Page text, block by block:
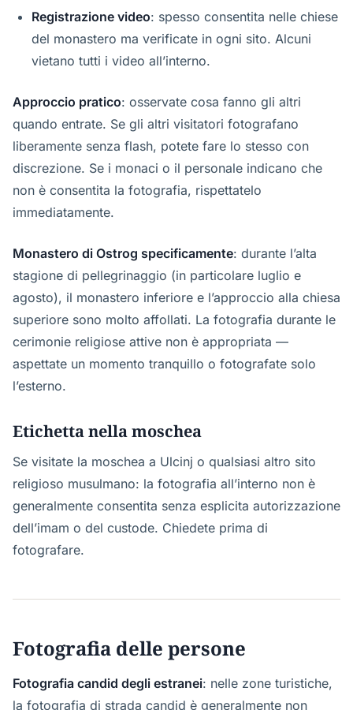
Registrazione video: spesso consentita nelle chiese
del monastero ma verificate in ogni sito. Alcuni
vietano tutti i video all’interno.
Approccio pratico: osservate cosa fanno gli altri
quando entrate. Se gli altri visitatori fotografano
liberamente senza flash, potete fare lo stesso con
discrezione. Se i monaci o il personale indicano che
non è consentita la fotografia, rispettatelo
immediatamente.
Monastero di Ostrog specificamente: durante l’alta
stagione di pellegrinaggio (in particolare luglio e
agosto), il monastero inferiore e l’approccio alla chiesa
superiore sono molto affollati. La fotografia durante le
cerimonie religiose attive non è appropriata —
aspettate un momento tranquillo o fotografate solo
l’esterno.
Etichetta nella moschea
Se visitate la moschea a Ulcinj o qualsiasi altro sito
religioso musulmano: la fotografia all’interno non è
generalmente consentita senza esplicita autorizzazione
dell’imam o del custode. Chiedete prima di
fotografare.
Fotografia delle persone
Fotografia candid degli estranei: nelle zone turistiche,
la fotografia di strada candid è generalmente non